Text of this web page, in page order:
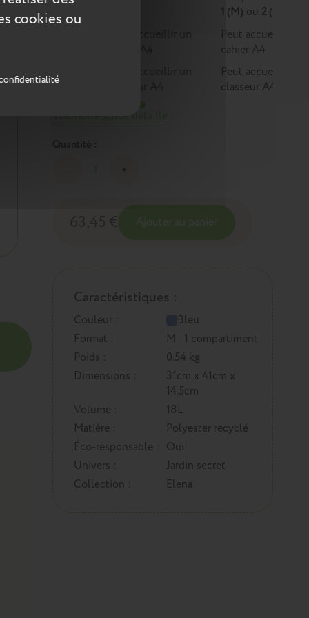
cookies ou
1 (M) ou 2 (L)
Peut accueillir un
cahier A4
Peut accueillir un
classeur A4
Voir notre guide détaillé
Caractéristiques :
Couleur :
Bleu
Format :
M - 1 compartiment
Poids :
0.54 kg
Dimensions :
31cm x 41cm x
14.5cm
Volume :
18L
Matière :
Polyester recyclé
Éco-responsable : Oui
Univers :
Jardin secret
Collection :
Elena